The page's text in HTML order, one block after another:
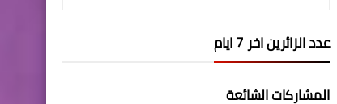
عدد الزائرين اخر 7 ايام
المشاركات الشائعة